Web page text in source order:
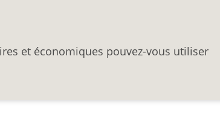
et économiques pouvez-vous utiliser